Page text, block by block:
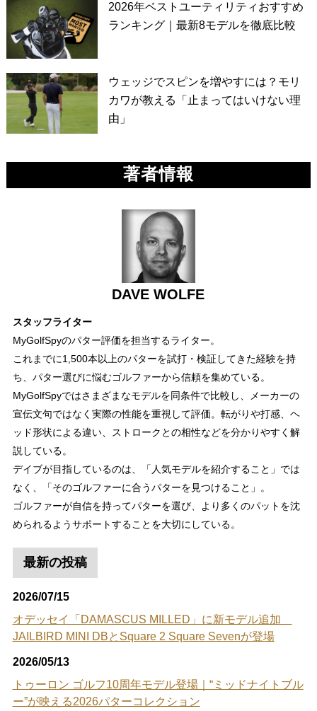
2026年ベストユーティリティおすすめ
ランキング｜最新8モデルを徹底比較
ウェッジでスピンを増やすには？モリ
カワが教える「止まってはいけない理
由」
著者情報
DAVE WOLFE
スタッフライター
MyGolfSpyのパター評価を担当するライター。
これまでに1,500本以上のパターを試打・検証してきた経験を持
ち、パター選びに悩むゴルファーから信頼を集めている。
MyGolfSpyではさまざまなモデルを同条件で比較し、メーカーの
宣伝文句ではなく実際の性能を重視して評価。転がりや打感、ヘ
ッド形状による違い、ストロークとの相性などを分かりやすく解
説している。
デイブが目指しているのは、「人気モデルを紹介すること」では
なく、「そのゴルファーに合うパターを見つけること」。
ゴルファーが自信を持ってパターを選び、より多くのパットを沈
められるようサポートすることを大切にしている。
最新の投稿
2026/07/15
オデッセイ「DAMASCUS MILLED」に新モデル追加
JAILBIRD MINI DBとSquare 2 Square Sevenが登場
2026/05/13
トゥーロン ゴルフ10周年モデル登場｜“ミッドナイトブル
ー”が映える2026パターコレクション